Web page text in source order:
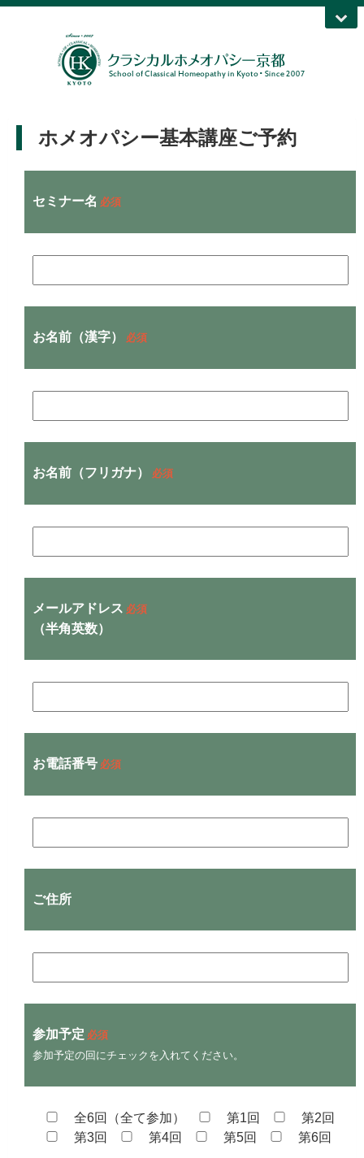
ホメオパシー基本講座ご予約
セミナー名 必須
お名前（漢字） 必須
お名前（フリガナ） 必須
メールアドレス 必須
（半角英数）
お電話番号 必須
ご住所
参加予定 必須
参加予定の回にチェックを入れてください。
全6回（全て参加） 第1回
第2回
第3回
第4回 第5回 第6回